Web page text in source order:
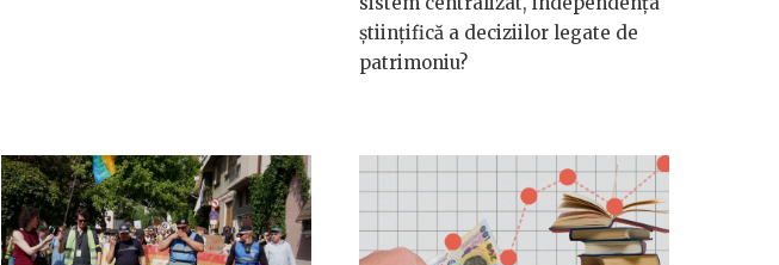
științifică a deciziilor legate de
patrimoniu?